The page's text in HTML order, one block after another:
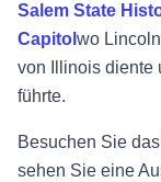
Salem State
Capitol wo
von Illinois diente
führte.
Besuchen Sie das
sehen Sie eine